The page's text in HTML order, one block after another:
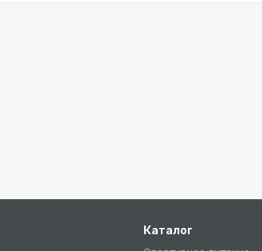
Каталог